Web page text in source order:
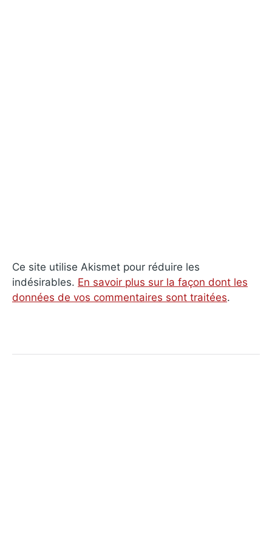
Ce site utilise Akismet pour réduire les
indésirables. En savoir plus sur la façon dont les
données de vos commentaires sont traitées.